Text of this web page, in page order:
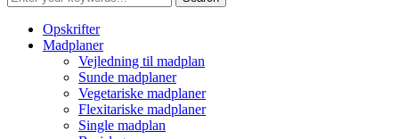
Opskrifter
Madplaner
Vejledning til madplan
Sunde madplaner
Vegetariske madplaner
Flexitariske madplaner
Single madplan